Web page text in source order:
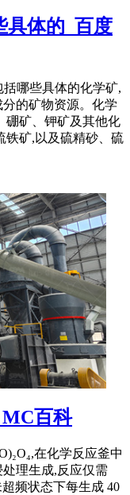
具体的_百度
哪些具体的化学矿,
的矿物资源。化学
硼矿、钾矿及其他化
铁矿,以及硫精砂、硫
MC百科
在化学反应釜中
理生成,反应仅需
频状态下每生成 40